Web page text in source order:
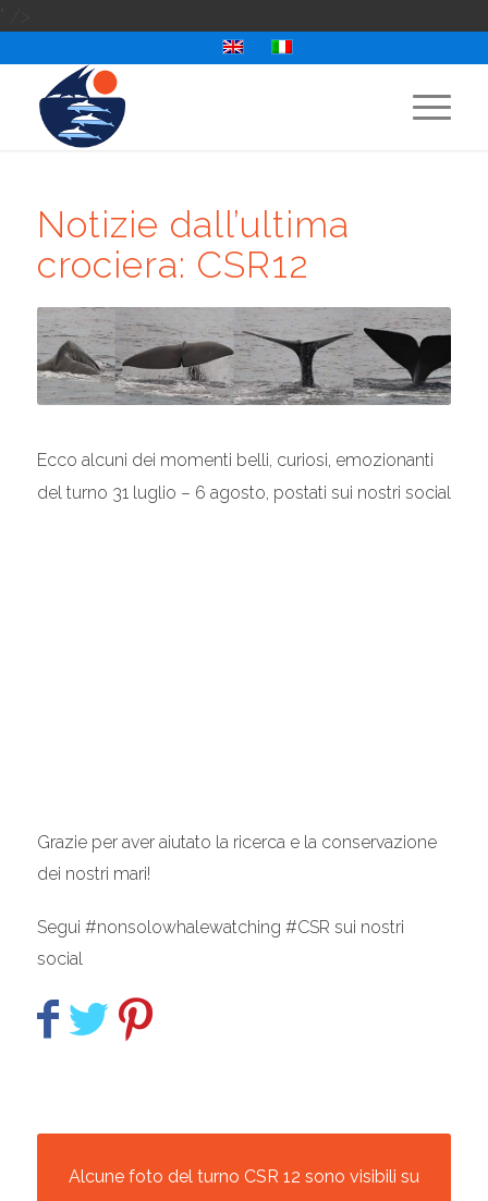
Notizie dall’ultima
crociera: CSR12
Ecco alcuni dei momenti belli, curiosi, emozionanti
del turno 31 luglio – 6 agosto, postati sui nostri social
Grazie per aver aiutato la ricerca e la conservazione
dei nostri mari!
Segui #nonsolowhalewatching #CSR sui nostri
social
Alcune foto del turno CSR 12 sono visibili su